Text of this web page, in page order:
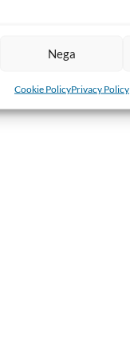
Nega
Cookie PolicyPrivacy Policy